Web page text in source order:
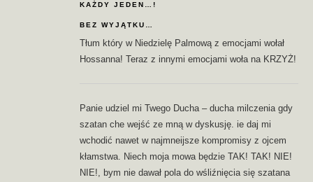
KAŻDY JEDEN…!
BEZ WYJĄTKU…
Tłum który w Niedzielę Palmową z emocjami wołał
Hossanna! Teraz z innymi emocjami woła na KRZYŻ!
Panie udziel mi Twego Ducha – ducha milczenia gdy
szatan che wejść ze mną w dyskusję. ie daj mi
wchodić nawet w najmneijsze kompromisy z ojcem
kłamstwa. Niech moja mowa będzie TAK! TAK! NIE!
NIE!, bym nie dawał pola do wśliźnięcia się szatana